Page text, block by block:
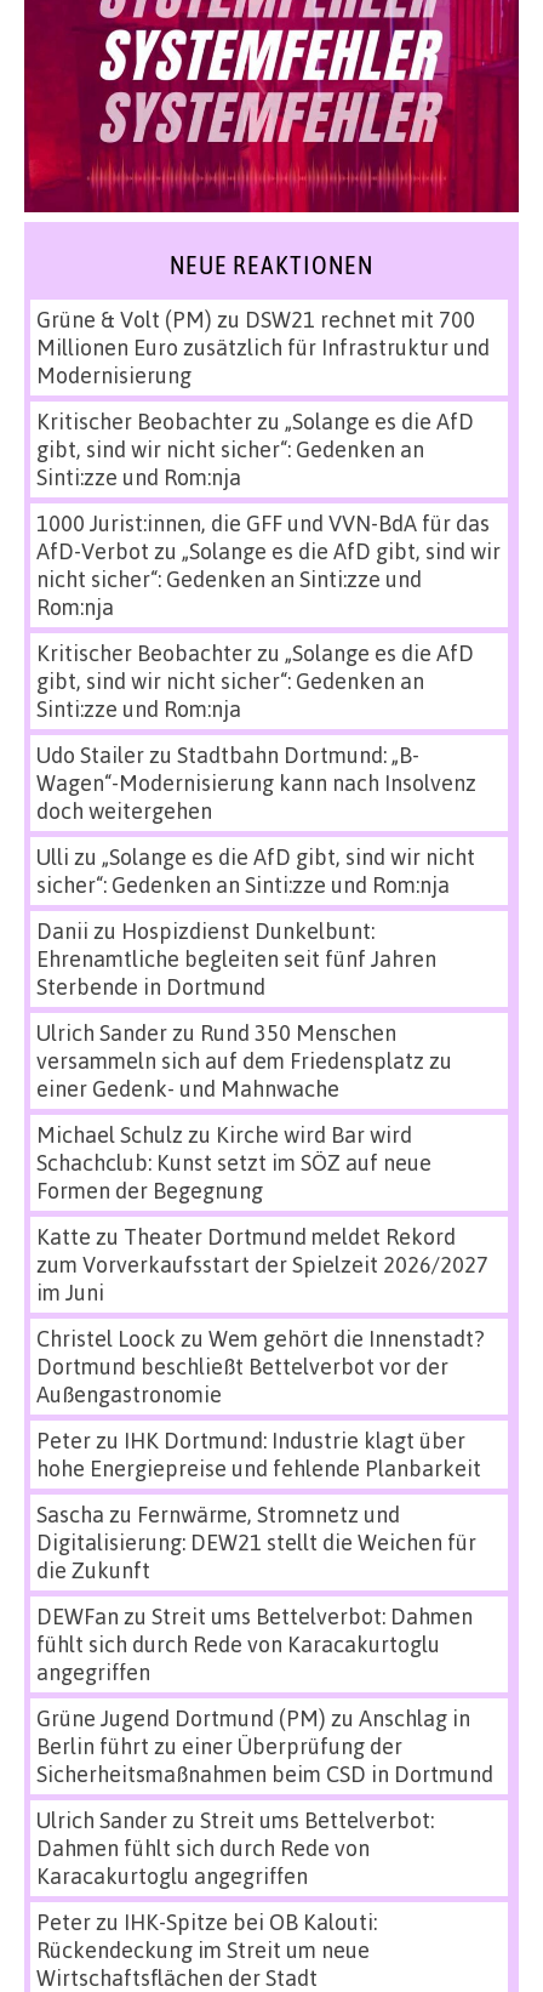
NEUE REAKTIONEN
Grüne & Volt (PM) zu DSW21 rechnet mit 700
Millionen Euro zusätzlich für Infrastruktur und
Modernisierung
Kritischer Beobachterzu „Solange es die AfD
gibt, sind wir nicht sicher“: Gedenken an
Sinti:zze und Rom:nja
1000 Jurist:innen, die GFF und VVN-BdA für das
AfD-Verbot zu „Solange es die AfD gibt, sind wir
nicht sicher“: Gedenken an Sinti:zze und
Rom:nja
Kritischer Beobachterzu „Solange es die AfD
gibt, sind wir nicht sicher“: Gedenken an
Sinti:zze und Rom:nja
Udo Stailerzu Stadtbahn Dortmund: „B-
Wagen“-Modernisierung kann nach Insolvenz
doch weitergehen
Ulli zu „Solange es die AfD gibt, sind wir nicht
sicher“: Gedenken an Sinti:zze und Rom:nja
Danii zu Hospizdienst Dunkelbunt:
Ehrenamtliche begleiten seit fünf Jahren
Sterbende in Dortmund
Ulrich Sanderzu Rund 350 Menschen
versammeln sich auf dem Friedensplatz zu
einer Gedenk- und Mahnwache
Michael Schulz zu Kirche wird Bar wird
Schachclub: Kunst setzt im SÖZ auf neue
Formen der Begegnung
Katte zu Theater Dortmund meldet Rekord
zum Vorverkaufsstart der Spielzeit 2026/2027
im Juni
Christel Loock zu Wem gehört die Innenstadt?
Dortmund beschließt Bettelverbot vor der
Außengastronomie
Peterzu IHK Dortmund: Industrie klagt über
hohe Energiepreise und fehlende Planbarkeit
Sascha zu Fernwärme, Stromnetz und
Digitalisierung: DEW21 stellt die Weichen für
die Zukunft
DEWFan zu Streit ums Bettelverbot: Dahmen
fühlt sich durch Rede von Karacakurtoglu
angegriffen
Grüne Jugend Dortmund (PM) zu Anschlag in
Berlin führt zu einer Überprüfung der
Sicherheitsmaßnahmen beim CSD in Dortmund
Ulrich Sanderzu Streit ums Bettelverbot:
Dahmen fühlt sich durch Rede von
Karacakurtoglu angegriffen
Peterzu IHK-Spitze bei OB Kalouti:
Rückendeckung im Streit um neue
Wirtschaftsflächen der Stadt